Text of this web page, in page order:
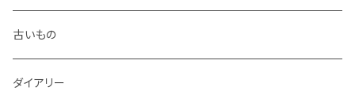
AUTOPOINT
PARKER
みやしたゆみ
池田久美子
クリップ、割ピン、画鋲、輪ゴム、状差し
消しゴム
包装紙、紙袋
チケット、マッチラベル、切手
バッジ、ブローチ、キーホルダー
ハンカチ、手ぬぐい
古いもの
ダイアリー